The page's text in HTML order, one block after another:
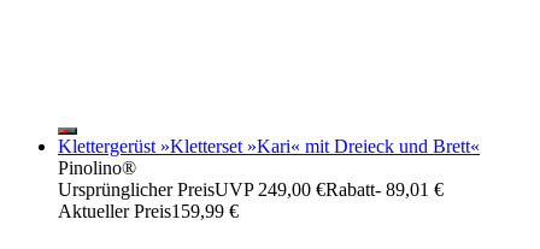
Klettergerüst »Kletterset »Kari« mit Dreieck und Brett«
Pinolino®
Ursprünglicher PreisUVP 249,00 €Rabatt- 89,01 €
Aktueller Preis159,99 €